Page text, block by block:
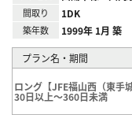
間取り 1DK
築年数 1999年 1月 築
プラン名・期間
ロング【JFE福山西（東手
30日以上～360日未満